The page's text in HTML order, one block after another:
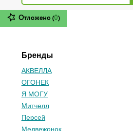
Отложено (0)
Бренды
АКВЕЛЛА
ОГОНЕК
Я МОГУ
Митчелл
Персей
Медвежонок